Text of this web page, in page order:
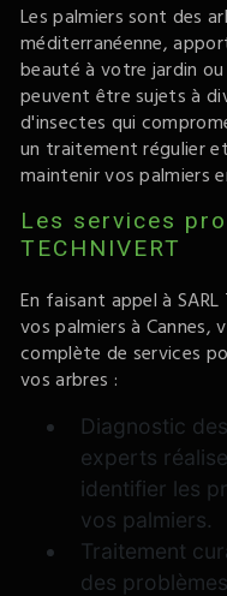
Les palmiers sont des
méditerranéenne,
beauté à votre jardin
peuvent être sujets à
d'insectes qui
un traitement régulier
maintenir vos palmiers
Les services
TECHNIVERT
En faisant appel à
vos palmiers à Cannes,
complète de services
vos arbres :
Diagnostic
experts
identifier les
vos palmiers.
Traitement
des